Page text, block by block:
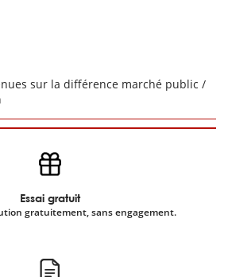
sur la différence marché public /
Essai gratuit
gratuitement, sans engagement.